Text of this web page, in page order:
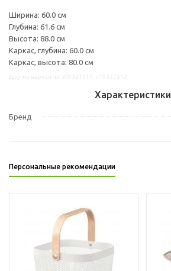
Ширина: 60.0 см
Глубина: 61.6 см
Высота: 88.0 см
Каркас, глубина: 60.0 см
Каркас, высота: 80.0 см
Характеристики
Бренд
Персональные рекомендации